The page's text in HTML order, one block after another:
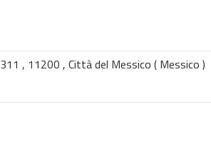
, 11200 , Città del Messico ( Messico )